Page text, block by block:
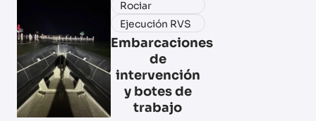
Rociar
Ejecución RVS
Embarcaciones
de
intervención
y botes de
trabajo